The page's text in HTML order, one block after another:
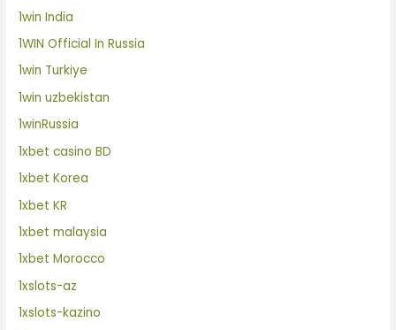
1win India
1WIN Official In Russia
1win Turkiye
1win uzbekistan
1winRussia
1xbet casino BD
1xbet Korea
1xbet KR
1xbet malaysia
1xbet Morocco
1xslots-az
1xslots-kazino